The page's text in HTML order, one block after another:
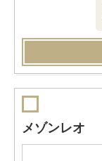
メゾンレオ